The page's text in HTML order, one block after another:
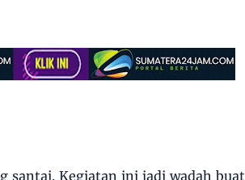
santai. Kegiatan ini jadi wadah buat